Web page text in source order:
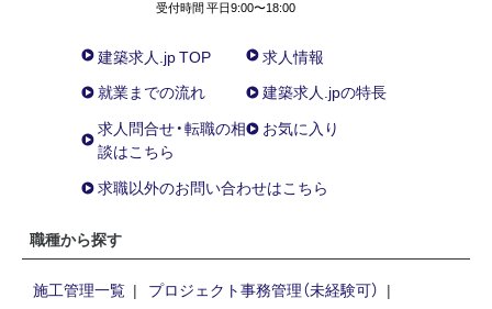
受付時間 平日9:00〜18:00
建築求人.jp TOP
求人情報
就業までの流れ
建築求人.jpの特長
求人問合せ・転職の相
談はこちら
お気に入り
求職以外のお問い合わせはこちら
職種から探す
施工管理一覧
プロジェクト事務管理（未経験可）